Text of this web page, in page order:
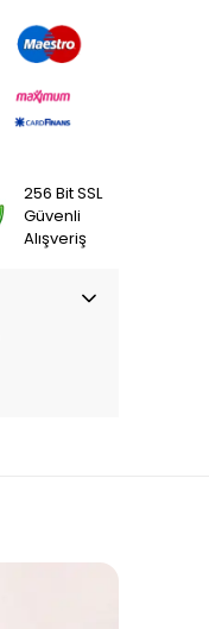
256 Bit SSL
Güvenli
Alışveriş